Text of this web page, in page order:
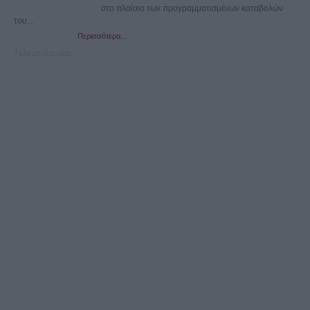
στο πλαίσιο των προγραμματισμένων καταβολών
του...
Περισσότερα...